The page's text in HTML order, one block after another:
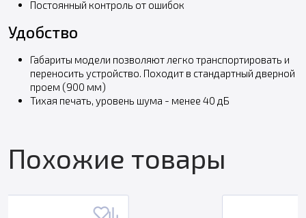
Постоянный контроль от ошибок
Удобство
Габариты модели позволяют легко транспортировать и
переносить устройство. Походит в стандартный дверной
проем (900 мм)
Тихая печать, уровень шума - менее 40 дБ
Похожие товары